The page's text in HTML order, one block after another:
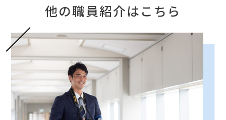
他の職員紹介はこちら